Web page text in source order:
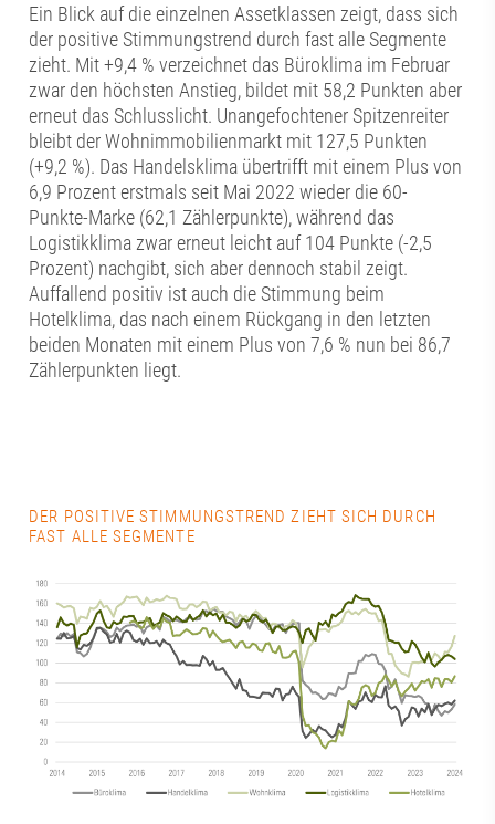
Ein Blick auf die einzelnen Assetklassen zeigt, dass sich
der positive Stimmungstrend durch fast alle Segmente
zieht. Mit +9,4 % verzeichnet das Büroklima im Februar
zwar den höchsten Anstieg, bildet mit 58,2 Punkten aber
erneut das Schlusslicht. Unangefochtener Spitzenreiter
bleibt der Wohnimmobilienmarkt mit 127,5 Punkten
(+9,2 %). Das Handelsklima übertrifft mit einem Plus von
6,9 Prozent erstmals seit Mai 2022 wieder die 60-
Punkte-Marke (62,1 Zählerpunkte), während das
Logistikklima zwar erneut leicht auf 104 Punkte (-2,5
Prozent) nachgibt, sich aber dennoch stabil zeigt.
Auffallend positiv ist auch die Stimmung beim
Hotelklima, das nach einem Rückgang in den letzten
beiden Monaten mit einem Plus von 7,6 % nun bei 86,7
Zählerpunkten liegt.
DER POSITIVE STIMMUNGSTREND ZIEHT SICH DURCH
FAST ALLE SEGMENTE